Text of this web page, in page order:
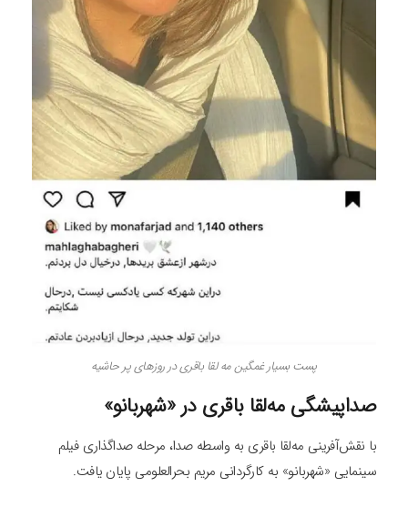
پست بسیار غمگین مه لقا باقری در روزهای پر حاشیه
صداپیشگی مه‌لقا باقری در «شهربانو»
با نقش‌آفرینی مه‌لقا باقری به واسطه صدا، مرحله صداگذاری فیلم
سینمایی «شهربانو» به کارگردانی مریم بحرالعلومی پایان یافت.